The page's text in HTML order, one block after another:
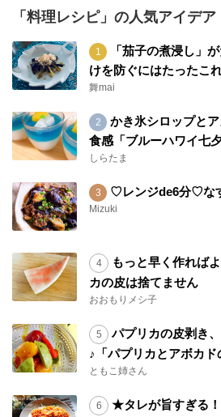
「料理レシピ」の人気アイデア
「茄子の煮浸し」
けを防ぐにはたったこ
舞mai
かき氷シロップと
食感「ブルーハワイ七夕
しらたま
♡レンジde6分♡な
Mizuki
もっと早く作れば
カの皮は捨てません
おおもりメシ子
パプリカの皮剥き
♪「パプリカとアボカド
ともこ姉さん
★タレが旨すぎる